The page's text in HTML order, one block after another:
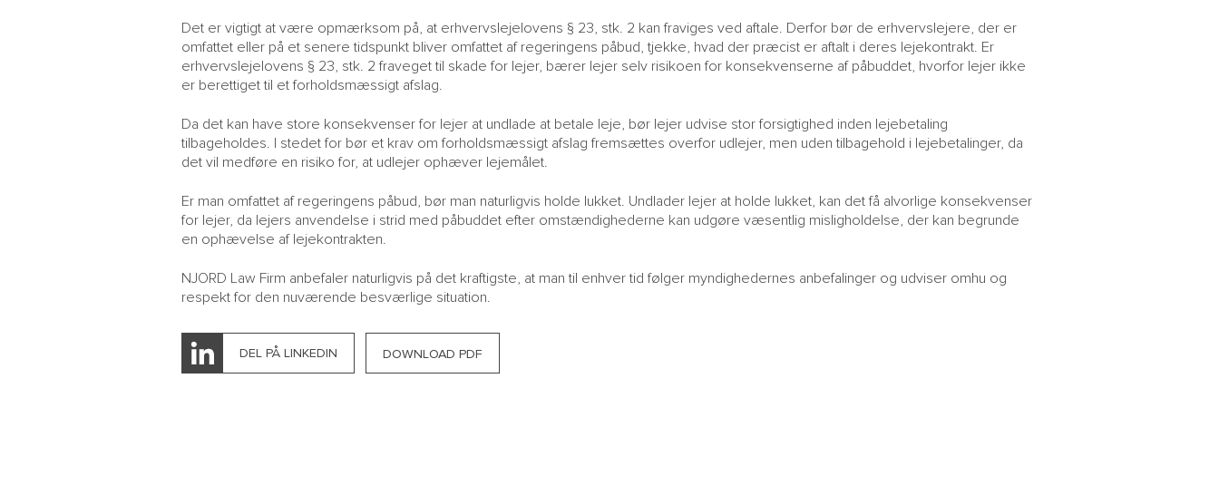
Det er vigtigt at være opmærksom på, at erhvervslejelovens § 23, stk. 2 kan fraviges ved aftale. Derfor bør de erhvervslejere, der er
omfattet eller på et senere tidspunkt bliver omfattet af regeringens påbud, tjekke, hvad der præcist er aftalt i deres lejekontrakt. Er
erhvervslejelovens § 23, stk. 2 fraveget til skade for lejer, bærer lejer selv risikoen for konsekvenserne af påbuddet, hvorfor lejer ikke
er berettiget til et forholdsmæssigt afslag.
Da det kan have store konsekvenser for lejer at undlade at betale leje, bør lejer udvise stor forsigtighed inden lejebetaling
tilbageholdes. I stedet for bør et krav om forholdsmæssigt afslag fremsættes overfor udlejer, men uden tilbagehold i lejebetalinger, da
det vil medføre en risiko for, at udlejer ophæver lejemålet.
Er man omfattet af regeringens påbud, bør man naturligvis holde lukket. Undlader lejer at holde lukket, kan det få alvorlige konsekvenser
for lejer, da lejers anvendelse i strid med påbuddet efter omstændighederne kan udgøre væsentlig misligholdelse, der kan begrunde
en ophævelse af lejekontrakten.
NJORD Law Firm anbefaler naturligvis på det kraftigste, at man til enhver tid følger myndighedernes anbefalinger og udviser omhu og
respekt for den nuværende besværlige situation.
DEL PÅ LINKEDIN DOWNLOAD PDF